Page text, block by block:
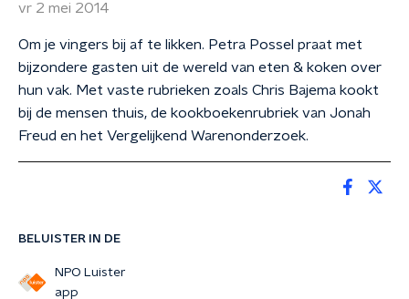
BELUISTER IN DE
NPO Luister
app
vr 2 mei 2014
Om je vingers bij af te likken. Petra Possel praat met
bijzondere gasten uit de wereld van eten & koken over
hun vak. Met vaste rubrieken zoals Chris Bajema kookt
bij de mensen thuis, de kookboekenrubriek van Jonah
Freud en het Vergelijkend Warenonderzoek.